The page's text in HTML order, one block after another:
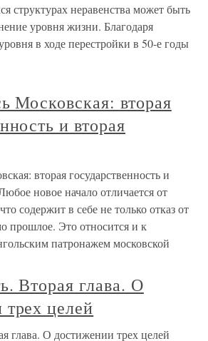
структурах неравенства может быть
уровня жизни. Благодаря
в ходе перестройки в 50-е годы
Московская: вторая
и вторая
вторая государственность и
новое начало отличается от
содержит в себе не только отказ от
прошлое. Это относится и к
патронажем московской
Вторая глава. О
целей
глава. О достижении трех целей